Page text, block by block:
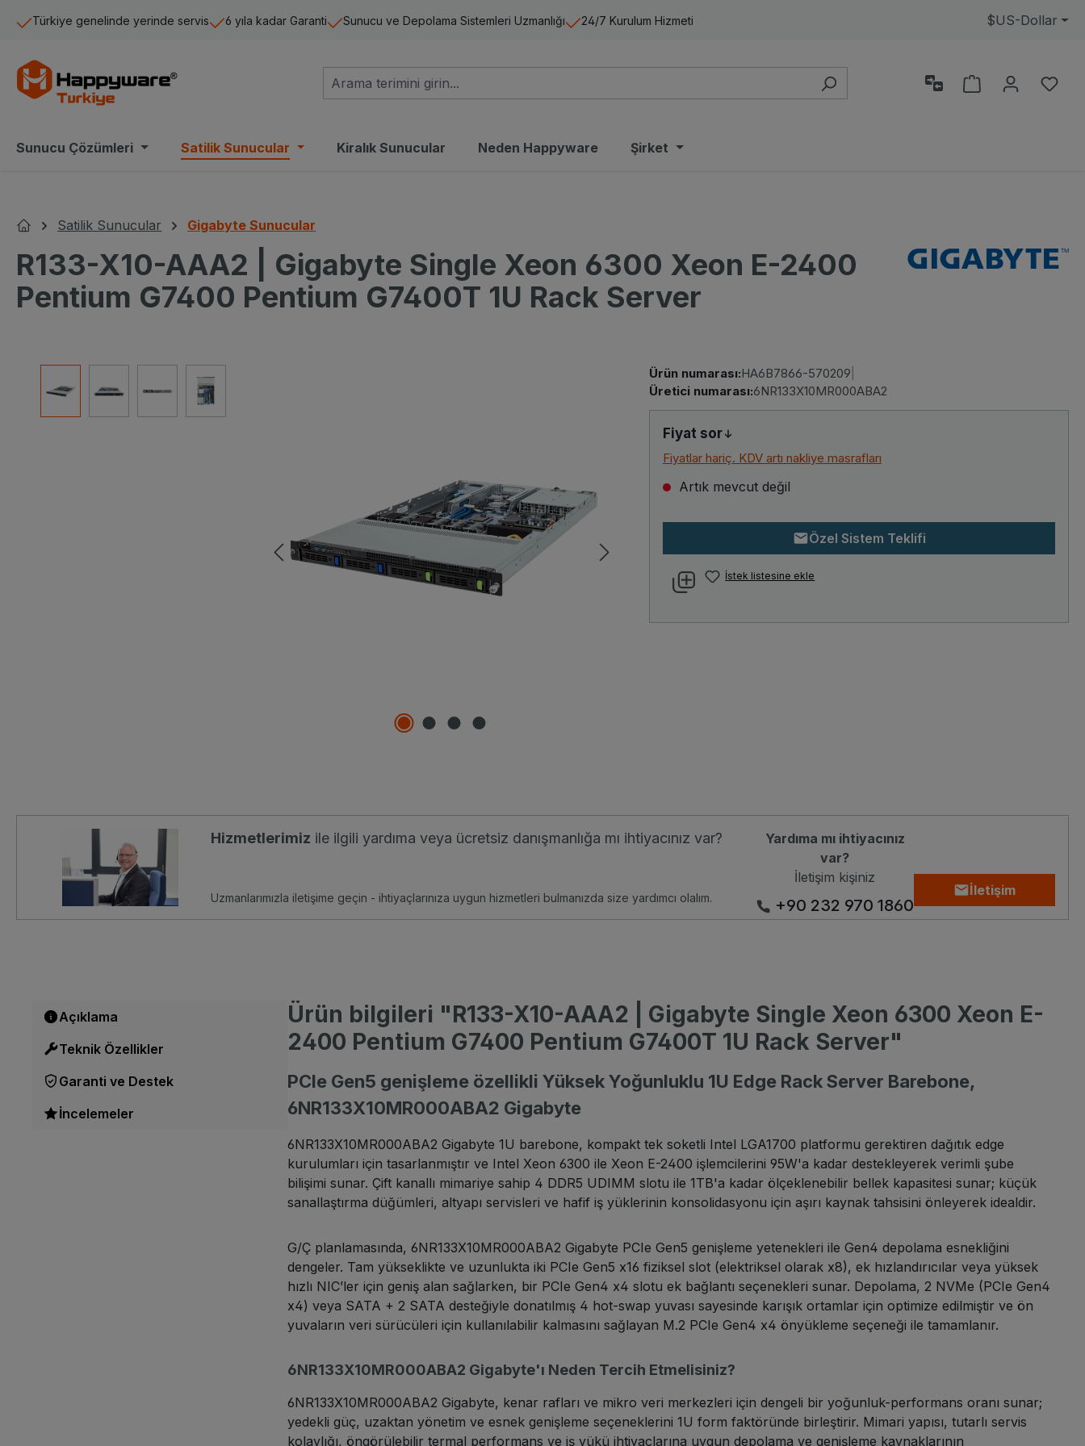
içeriğe geç
Aramaya atla
Ana navigasyona geç
Türkiye genelinde yerinde servis 6 yıla kadar Garanti Sunucu ve Depolama Sistemleri Uzmanlığı 24/7 Kurulum Hizmeti $US-Dollar
0
Alışveriş
Sunucu Çözümleri Satilik Sunucular Kiralık Sunucular Neden Happyware Şirket
Ana SayfaSatilik Sunucular Gigabyte Sunucular
R133-X10-AAA2 | Gigabyte Single Xeon 6300 Xeon E-2400
Pentium G7400 Pentium G7400T 1U Rack Server
Ürün numarası:HA6B7866-570209
Üretici numarası:6NR133X10MR000ABA2
Fiyat sor
Fiyatlar hariç. KDV artı nakliye masrafları
Artık mevcut değil
Özel Sistem Teklifi
İstek listesine ekle
Hizmetlerimiz ile ilgili yardıma veya ücretsiz danışmanlığa mı ihtiyacınız var?
Uzmanlarımızla iletişime geçin - ihtiyaçlarınıza uygun hizmetleri bulmanızda size yardımcı olalım.
Yardıma mı ihtiyacınız
var?
İletişim kişiniz
+90 232 970 1860
İletişim
Açıklama
Teknik Özellikler
Garanti ve Destek
İncelemeler
Ürün bilgileri "R133-X10-AAA2 | Gigabyte Single Xeon 6300 Xeon E-
2400 Pentium G7400 Pentium G7400T 1U Rack Server"
PCIe Gen5 genişleme özellikli Yüksek Yoğunluklu 1U Edge Rack Server Barebone,
6NR133X10MR000ABA2 Gigabyte
6NR133X10MR000ABA2 Gigabyte 1U barebone, kompakt tek soketli Intel LGA1700 platformu gerektiren dağıtık edge
kurulumları için tasarlanmıştır ve Intel Xeon 6300 ile Xeon E-2400 işlemcilerini 95W'a kadar destekleyerek verimli şube
bilişimi sunar. Çift kanallı mimariye sahip 4 DDR5 UDIMM slotu ile 1TB'a kadar ölçeklenebilir bellek kapasitesi sunar; küçük
sanallaştırma düğümleri, altyapı servisleri ve hafif iş yüklerinin konsolidasyonu için aşırı kaynak tahsisini önleyerek idealdir.
G/Ç planlamasında, 6NR133X10MR000ABA2 Gigabyte PCIe Gen5 genişleme yetenekleri ile Gen4 depolama esnekliğini
dengeler. Tam yükseklikte ve uzunlukta iki PCIe Gen5 x16 fiziksel slot (elektriksel olarak x8), ek hızlandırıcılar veya yüksek
hızlı NIC’ler için geniş alan sağlarken, bir PCIe Gen4 x4 slotu ek bağlantı seçenekleri sunar. Depolama, 2 NVMe (PCIe Gen4
x4) veya SATA + 2 SATA desteğiyle donatılmış 4 hot-swap yuvası sayesinde karışık ortamlar için optimize edilmiştir ve ön
yuvaların veri sürücüleri için kullanılabilir kalmasını sağlayan M.2 PCIe Gen4 x4 önyükleme seçeneği ile tamamlanır.
6NR133X10MR000ABA2 Gigabyte'ı Neden Tercih Etmelisiniz?
6NR133X10MR000ABA2 Gigabyte, kenar rafları ve mikro veri merkezleri için dengeli bir yoğunluk-performans oranı sunar;
yedekli güç, uzaktan yönetim ve esnek genişleme seçeneklerini 1U form faktöründe birleştirir. Mimari yapısı, tutarlı servis
kolaylığı, öngörülebilir termal performans ve iş yükü ihtiyaçlarına uygun depolama ve genişleme kaynaklarının